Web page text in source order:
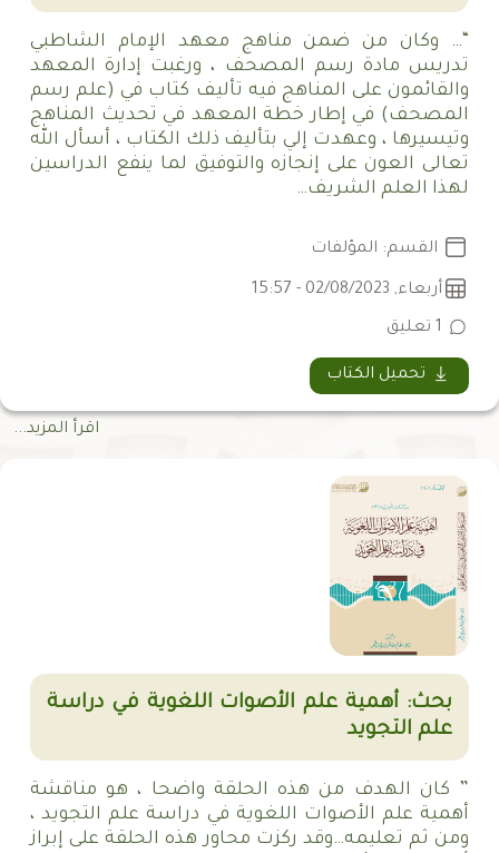
“… وكان من ضمن مناهج معهد الإمام الشاطبي
تدريس مادة رسم المصحف ، ورغبت إدارة المعهد
والقائمون على المناهج فيه تأليف كتاب في (علم رسم
المصحف) في إطار خطة المعهد في تحديث المناهج
وتيسيرها ، وعهدت إلي بتأليف ذلك الكتاب ، أسأل الله
تعالى العون على إنجازه والتوفيق لما ينفع الدراسين
لهذا العلم الشريف…
القسم: المؤلفات
أربعاء, 02/08/2023 - 15:57
تحميل الكتاب
اقرأ المزيد...
بحث: أهمية علم الأصوات اللغوية في دراسة
علم التجويد
” كان الهدف من هذه الحلقة واضحا ، هو مناقشة
أهمية علم الأصوات اللغوية في دراسة علم التجويد ،
ومن ثم تعليمه…وقد ركزت محاور هذه الحلقة على إبراز